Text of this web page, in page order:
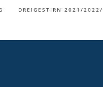
DREIGESTIRN 2021/